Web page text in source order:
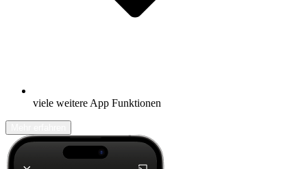
viele weitere App Funktionen